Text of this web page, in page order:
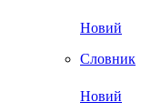
Новий
Словник
Новий